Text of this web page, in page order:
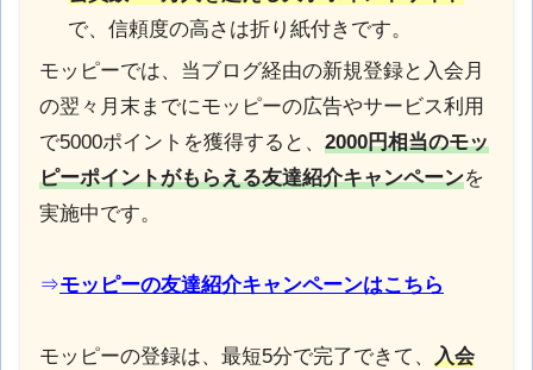
で、信頼度の高さは折り紙付きです。
モッピーでは、当ブログ経由の新規登録と入会月
の翌々月末までにモッピーの広告やサービス利用
で5000ポイントを獲得すると、 2000円相当のモッ
ピーポイントがもらえる友達紹介キャンペーンを
実施中です。
⇒モッピーの友達紹介キャンペーンはこちら
モッピーの登録は、最短5分で完了できて、 入会